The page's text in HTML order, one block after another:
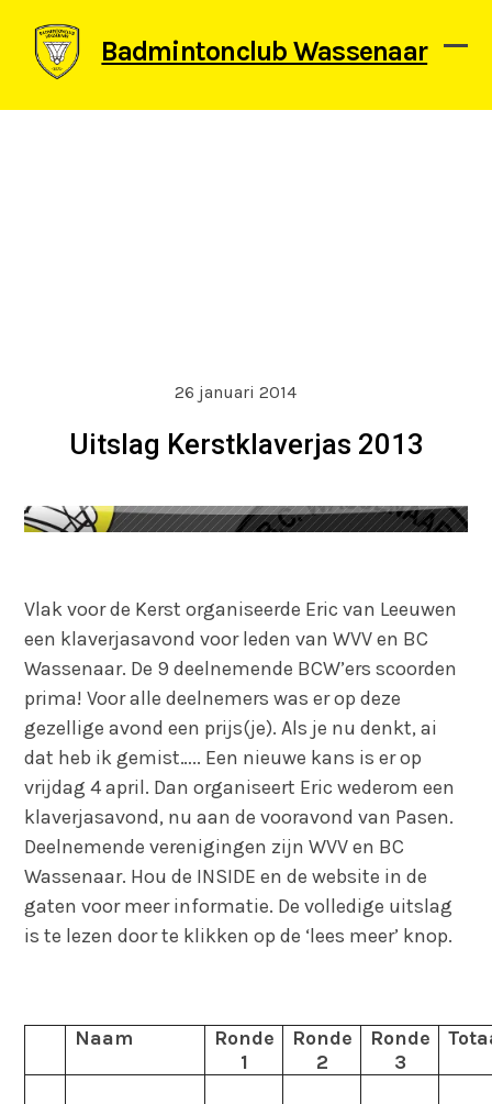
content
Badmintonclub Wassenaar
26 januari 2014
Uitslag Kerstklaverjas 2013
Vlak voor de Kerst organiseerde Eric van Leeuwen
een klaverjasavond voor leden van WVV en BC
Wassenaar. De 9 deelnemende BCW’ers scoorden
prima! Voor alle deelnemers was er op deze
gezellige avond een prijs(je). Als je nu denkt, ai
dat heb ik gemist….. Een nieuwe kans is er op
vrijdag 4 april. Dan organiseert Eric wederom een
klaverjasavond, nu aan de vooravond van Pasen.
Deelnemende verenigingen zijn WVV en BC
Wassenaar. Hou de INSIDE en de website in de
gaten voor meer informatie. De volledige uitslag
is te lezen door te klikken op de ‘lees meer’ knop.
Naam
Ronde
1
Ronde
2
Ronde
3